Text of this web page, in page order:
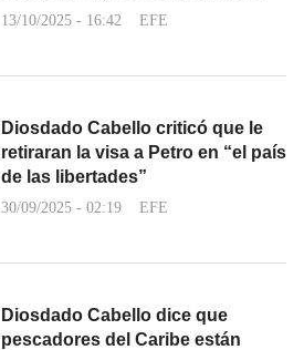
13/10/2025 - 16:42 EFE
Diosdado Cabello criticó que le
retiraran la visa a Petro en “el país
de las libertades”
30/09/2025 - 02:19 EFE
Diosdado Cabello dice que
pescadores del Caribe están